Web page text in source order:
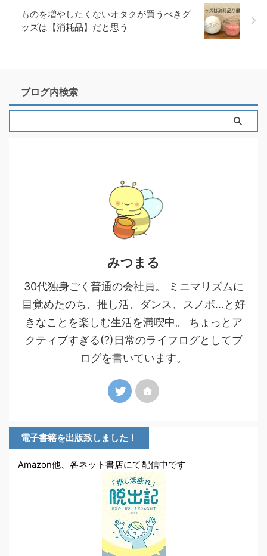
ものを増やしたくないオタクが買うべきグ
ッズは【消耗品】だと思う
ブログ内検索
みつまる
30代独身ごく普通の会社員。 ミニマリズムに
目覚めたのち、推し活、ダンス、スノボ…と好
きなことを楽しむ生活を満喫中。 ちょっとア
クティブすぎる(?)日常のライフログとしてブ
ログを書いています。
電子書籍を出版致しました！
Amazon他、各ネット書店にて配信中です